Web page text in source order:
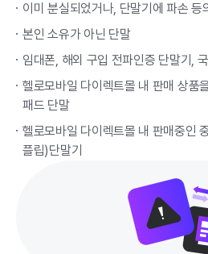
이미 분실되었거나, 단말기에 파손 등
본인 소유가 아닌 단말
임대폰, 해외 구입 전파인증 단말기,
헬로모바일 다이렉트몰 내 판매 상품
패드 단말
헬로모바일 다이렉트몰 내 판매중인
플립)단말기